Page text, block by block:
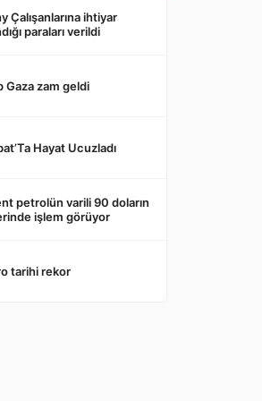
Çalışanlarına ihtiyar
paraları verildi
Gaza zam geldi
Hayat Ucuzladı
petrolün varili 90 doların
işlem görüyor
tarihi rekor